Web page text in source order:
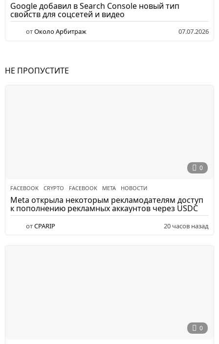
Google добавил в Search Console новый тип
свойств для соцсетей и видео
отОколо Арбитраж 07.07.2026
НЕ ПРОПУСТИТЕ
0
FACEBOOK CRYPTO ,FACEBOOK ,META ,НОВОСТИ
Meta открыла некоторым рекламодателям доступ
к пополнению рекламных аккаунтов через USDC
отCPARIP 20 часов назад
0